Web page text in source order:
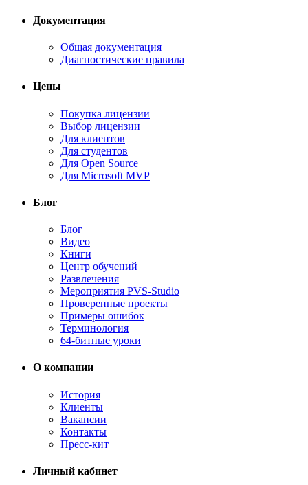
Документация
Общая документация
Диагностические правила
Цены
Покупка лицензии
Выбор лицензии
Для клиентов
Для студентов
Для Open Source
Для Microsoft MVP
Блог
Блог
Видео
Книги
Центр обучений
Развлечения
Мероприятия PVS-Studio
Проверенные проекты
Примеры ошибок
Терминология
64-битные уроки
О компании
История
Клиенты
Вакансии
Контакты
Пресс-кит
Личный кабинет